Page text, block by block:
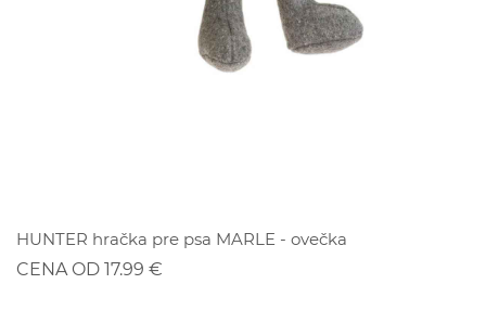
HUNTER hračka pre psa MARLE - ovečka
CENA OD 17.99 €